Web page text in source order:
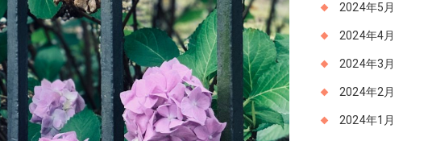
2024年5月
2024年4月
2024年3月
2024年2月
2024年1月